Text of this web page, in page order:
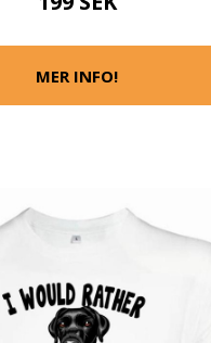
MER INFO!